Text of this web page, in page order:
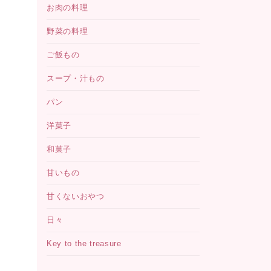
お肉の料理
野菜の料理
ご飯もの
スープ・汁もの
パン
洋菓子
和菓子
甘いもの
甘くないおやつ
日々
Key to the treasure